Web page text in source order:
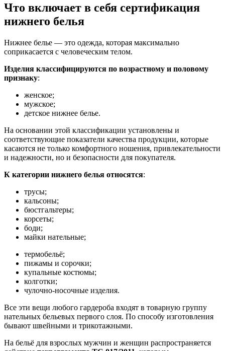
Что включает в себя сертификация
нижнего белья
Нижнее белье — это одежда, которая максимально
соприкасается с человеческим телом.
Изделия классифицируются по возрастному и половому
признаку:
женское;
мужское;
детское нижнее белье.
На основании этой классификации установлены и
соответствующие показатели качества продукции, которые
касаются не только комфортного ношения, привлекательности
и надежности, но и безопасности для покупателя.
К категории нижнего белья относятся:
трусы;
кальсоны;
бюстгальтеры;
корсеты;
боди;
майки нательные;
термобельё;
пижамы и сорочки;
купальные костюмы;
колготки;
чулочно-носочные изделия.
Все эти вещи любого гардероба входят в товарную группу
нательных бельевых первого слоя. По способу изготовления
бывают швейными и трикотажными.
На бельё для взрослых мужчин и женщин распространяется